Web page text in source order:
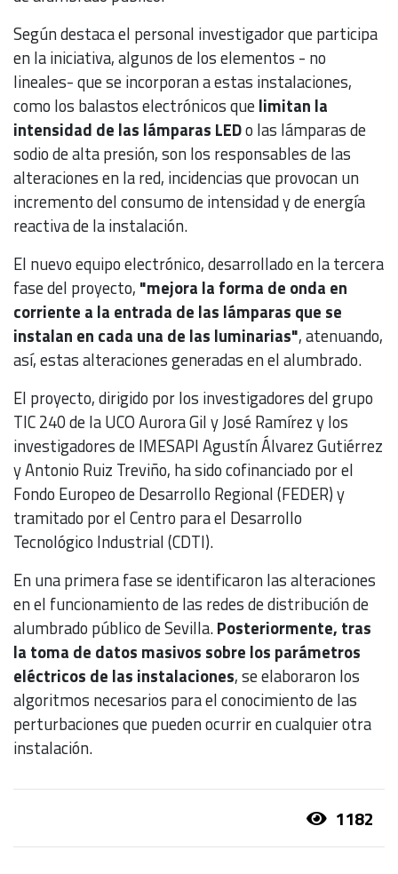
Según destaca el personal investigador que participa
en la iniciativa, algunos de los elementos - no
lineales- que se incorporan a estas instalaciones,
como los balastos electrónicos quelimitan la
intensidad de las lámparas LEDo las lámparas de
sodio de alta presión, son los responsables de las
alteraciones en la red, incidencias que provocan un
incremento del consumo de intensidad y de energía
reactiva de la instalación.
El nuevo equipo electrónico, desarrollado en la tercera
fase del proyecto, "mejora la forma de onda en
corriente a la entrada de las lámparas que se
instalan en cada una de las luminarias", atenuando,
así, estas alteraciones generadas en el alumbrado.
El proyecto, dirigido por los investigadores del grupo
TIC 240 de la UCO Aurora Gil y José Ramírez y los
investigadores de IMESAPI Agustín Álvarez Gutiérrez
y Antonio Ruiz Treviño, ha sido cofinanciado por el
Fondo Europeo de Desarrollo Regional (FEDER) y
tramitado por el Centro para el Desarrollo
Tecnológico Industrial (CDTI).
En una primera fase se identificaron las alteraciones
en el funcionamiento de las redes de distribución de
alumbrado público de Sevilla.Posteriormente, tras
la toma de datos masivos sobre los parámetros
eléctricos de las instalaciones, se elaboraron los
algoritmos necesarios para el conocimiento de las
perturbaciones que pueden ocurrir en cualquier otra
instalación.
1182